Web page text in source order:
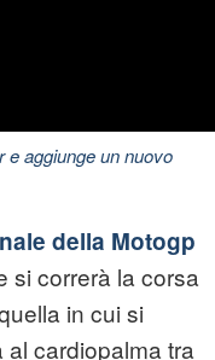
e aggiunge un nuovo
della Motogp
si correrà la corsa
in cui si
cardiopalma tra